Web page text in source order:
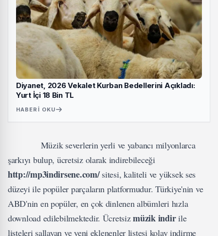
Diyanet, 2026 Vekalet Kurban Bedellerini Açıkladı:
Yurt İçi 18 Bin TL
HABERI OKU
Müzik severlerin yerli ve yabancı milyonlarca
şarkıyı bulup, ücretsiz olarak indirebileceği
http://mp3indirsene.com/sitesi, kaliteli ve yüksek ses
düzeyi ile popüler parçaların platformudur. Türkiye'nin ve
ABD'nin en popüler, en çok dinlenen albümleri hızla
download edilebilmektedir. Ücretsizmüzik indirile
listeleri sallayan ve yeni eklenenler listesi kolay indirme